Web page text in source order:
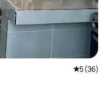
平均评分
5 (36)